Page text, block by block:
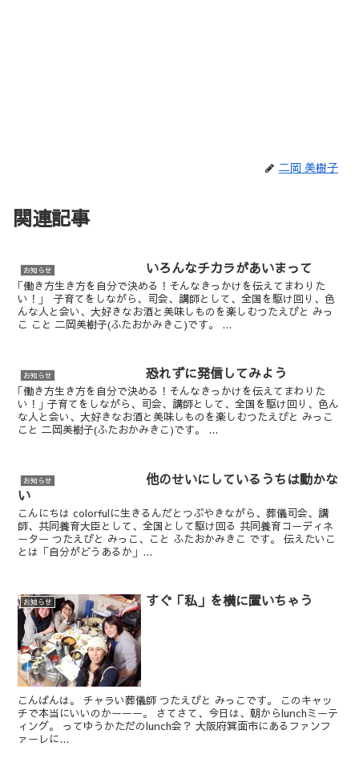
二岡 美樹子
関連記事
お知らせ いろんなチカラがあいまって
｢働き方生き方を自分で決める！そんなきっかけを伝えてまわりた
い！｣ 子育てをしながら、司会、講師として、全国を駆け回り、色
んな人と会い、大好きなお酒と美味しものを楽しむつたえびと みっ
こ こと 二岡美樹子(ふたおかみきこ)です。 ...
お知らせ 恐れずに発信してみよう
｢働き方生き方を自分で決める！そんなきっかけを伝えてまわりた
い！｣ 子育てをしながら、司会、講師として、全国を駆け回り、色ん
な人と会い、大好きなお酒と美味しものを楽しむつたえびと みっこ
こと 二岡美樹子(ふたおかみきこ)です。 ...
お知らせ
他のせいにしているうちは動かな
い
こんにちは colorfulに生きるんだとつぶやきながら、葬儀司会、講
師、共同養育大臣として、全国として駆け回る 共同養育コーディネ
ーター つたえびと みっこ、こと ふたおかみきこ です。 伝えたいこ
とは「自分がどうあるか」...
お知らせ すぐ「私」を横に置いちゃう
こんばんは。 チャラい葬儀師 つたえびと みっこです。 このキャッ
チで本当にいいのかーーー。 さてさて、今日は、朝からlunchミーテ
ィング。 ってゆうかただのlunch会？ 大阪府箕面市にあるファンフ
ァーレに...